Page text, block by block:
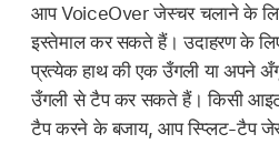
आप VoiceOver जेस्चर चलाने के
इस्तेमाल कर सकते हैं। उदाहरण के
प्रत्येक हाथ की एक उँगली या अपने
उँगली से टैप कर सकते हैं। किसी
टैप करने के बजाय, आप स्प्लिट-टैप